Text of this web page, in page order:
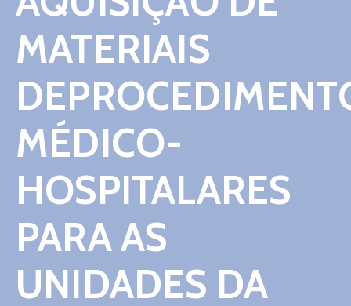
MATERIAIS
MÉDICO-
HOSPITALARES
PARA AS
UNIDADES DA